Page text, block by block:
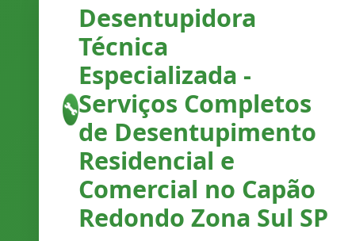
🔧
Desentupidora
Técnica
Especializada -
Serviços Completos
de Desentupimento
Residencial e
Comercial no Capão
Redondo Zona Sul SP